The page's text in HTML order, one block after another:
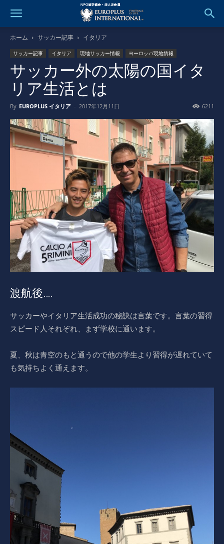
ホーム サッカー記事 イタリア
サッカー記事 イタリア 現地サッカー情報 ヨーロッパ現地情報
サッカー外の太陽の国イタ
リア生活とは
By EUROPLUS イタリア - 2017年12月11日 6211
渡航後….
サッカーやイタリア生活成功の秘訣は言葉です。言葉の習得
スピード人それぞれ、まず学校に通います。
夏、秋は青空のもと通うので他の学生より習得が遅れていて
も気持ちよく通えます。